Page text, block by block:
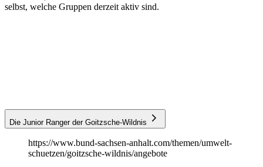
selbst, welche Gruppen derzeit aktiv sind.
Die Junior Ranger der Goitzsche-Wildnis
https://www.bund-sachsen-anhalt.com/themen/umwelt-
schuetzen/goitzsche-wildnis/angebote